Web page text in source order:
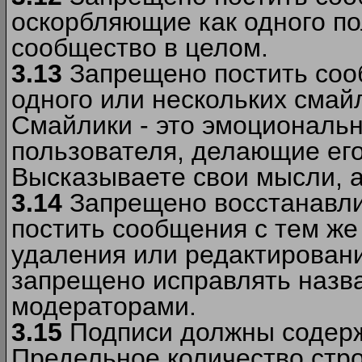
оскорбляющие как одного
сообщество в целом.
3.13 Запрещено постить
одного или нескольких
Смайлики - это
пользователя, делающие
Высказываете свои мысли,
3.14 Запрещено
постить сообщения с тем
удаления или
запрещено исправлять
модераторами.
3.15 Подписи должны